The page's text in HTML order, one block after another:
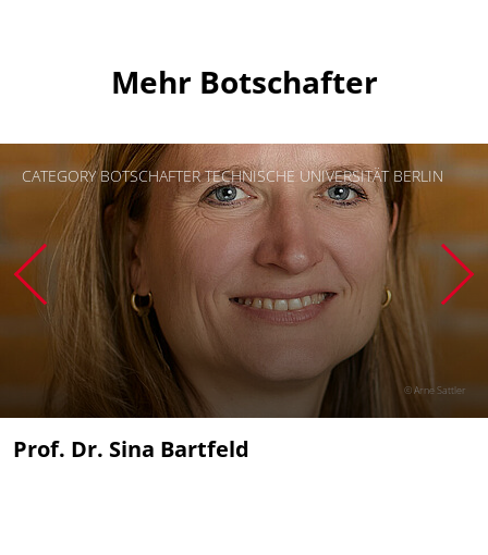
Mehr Botschafter
CATEGORY BOTSCHAFTER TECHNISCHE UNIVERSITÄT BERLIN
© Arne Sattler
Prof. Dr. Sina Bartfeld